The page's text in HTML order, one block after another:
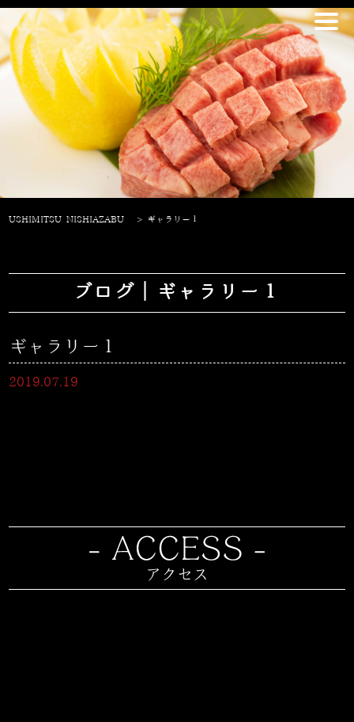
USHIMITSU NISHIAZABU > ギャラリー１
ブログ｜ギャラリー１
ギャラリー１
2019.07.19